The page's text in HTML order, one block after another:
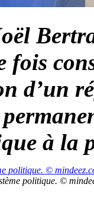
fois
d’un
à la
politique. ©